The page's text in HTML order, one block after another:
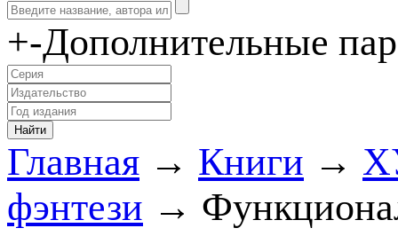
+-Дополнительные
Главная → Книги →
фэнтези →